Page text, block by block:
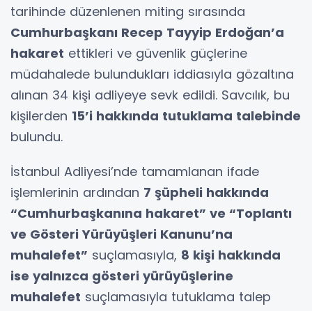
tarihinde düzenlenen miting sırasında
Cumhurbaşkanı Recep Tayyip Erdoğan’a
hakaret ettikleri ve güvenlik güçlerine
müdahalede bulundukları iddiasıyla gözaltına
alınan 34 kişi adliyeye sevk edildi. Savcılık, bu
kişilerden 15’i hakkında tutuklama talebinde
bulundu.
İstanbul Adliyesi’nde tamamlanan ifade
işlemlerinin ardından 7 şüpheli hakkında
“Cumhurbaşkanına hakaret” ve “Toplantı
ve Gösteri Yürüyüşleri Kanunu’na
muhalefet” suçlamasıyla, 8 kişi hakkında
ise yalnızca gösteri yürüyüşlerine
muhalefet suçlamasıyla tutuklama talep